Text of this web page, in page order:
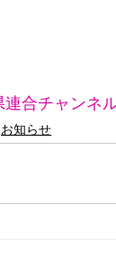
連合チャンネ
お知らせ